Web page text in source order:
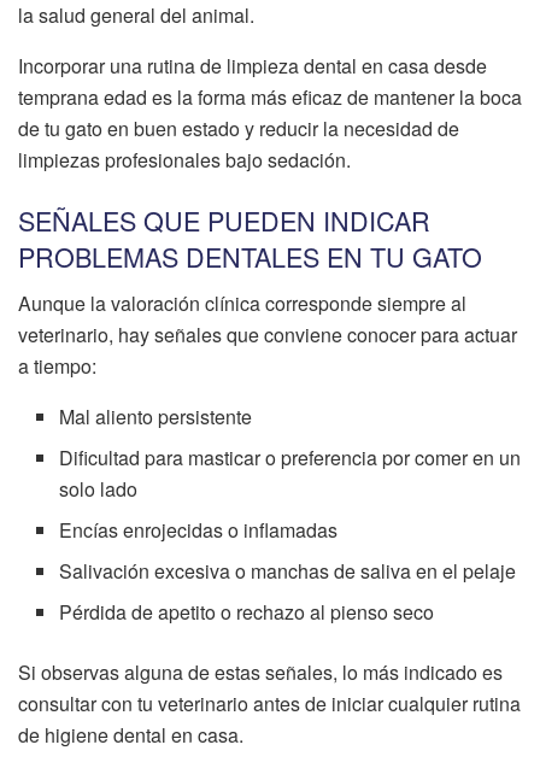
la salud general del animal.
Incorporar una rutina de limpieza dental en casa desde
temprana edad es la forma más eficaz de mantener la boca
de tu gato en buen estado y reducir la necesidad de
limpiezas profesionales bajo sedación.
SEÑALES QUE PUEDEN INDICAR
PROBLEMAS DENTALES EN TU GATO
Aunque la valoración clínica corresponde siempre al
veterinario, hay señales que conviene conocer para actuar
a tiempo:
Mal aliento persistente
Dificultad para masticar o preferencia por comer en un
solo lado
Encías enrojecidas o inflamadas
Salivación excesiva o manchas de saliva en el pelaje
Pérdida de apetito o rechazo al pienso seco
Si observas alguna de estas señales, lo más indicado es
consultar con tu veterinario antes de iniciar cualquier rutina
de higiene dental en casa.